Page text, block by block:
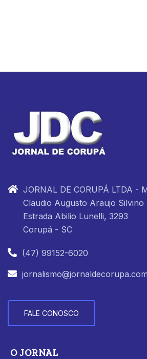
JORNAL DE CORUPÁ LTDA -
Claudio Augusto Araujo Silvino
Estrada Abilio Lunelli, 3293
Corupá - SC
(47) 99152-6020
FALE CONOSCO
O JORNAL